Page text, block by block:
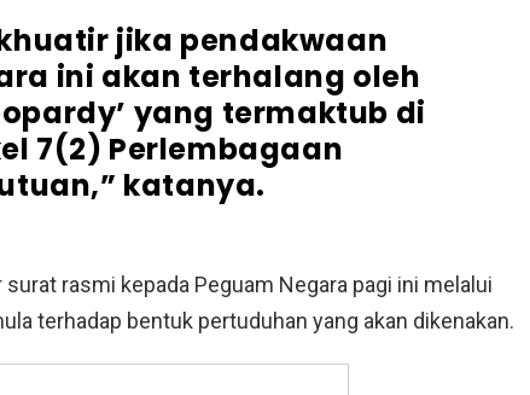
jika pendakwaan
ini akan terhalang oleh
yang termaktub di
7(2) Perlembagaan
katanya.
rasmi kepada Peguam Negara pagi ini melalui
terhadap bentuk pertuduhan yang akan dikenakan.